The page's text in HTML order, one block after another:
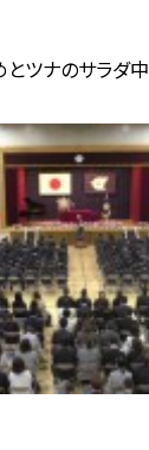
ツナのサラダ